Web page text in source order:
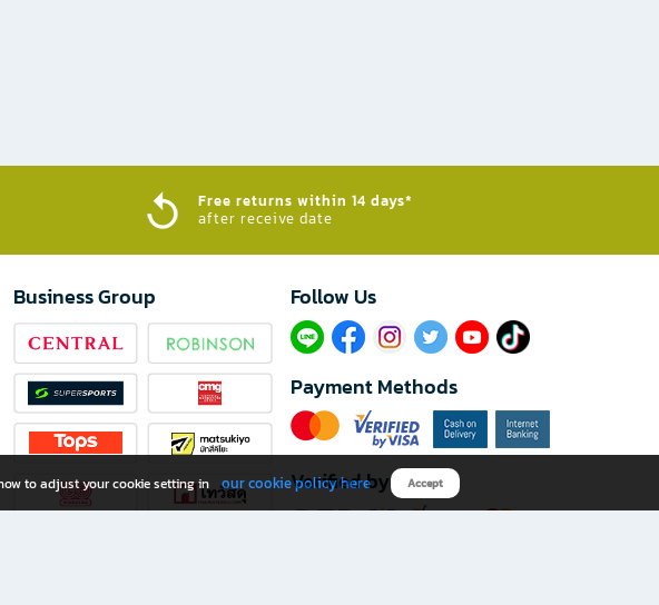
Free returns within 14 days*
after receive date
Business Group Follow Us​
Payment Methods
Verified by
to adjust your cookie setting in our cookie policy here Accept